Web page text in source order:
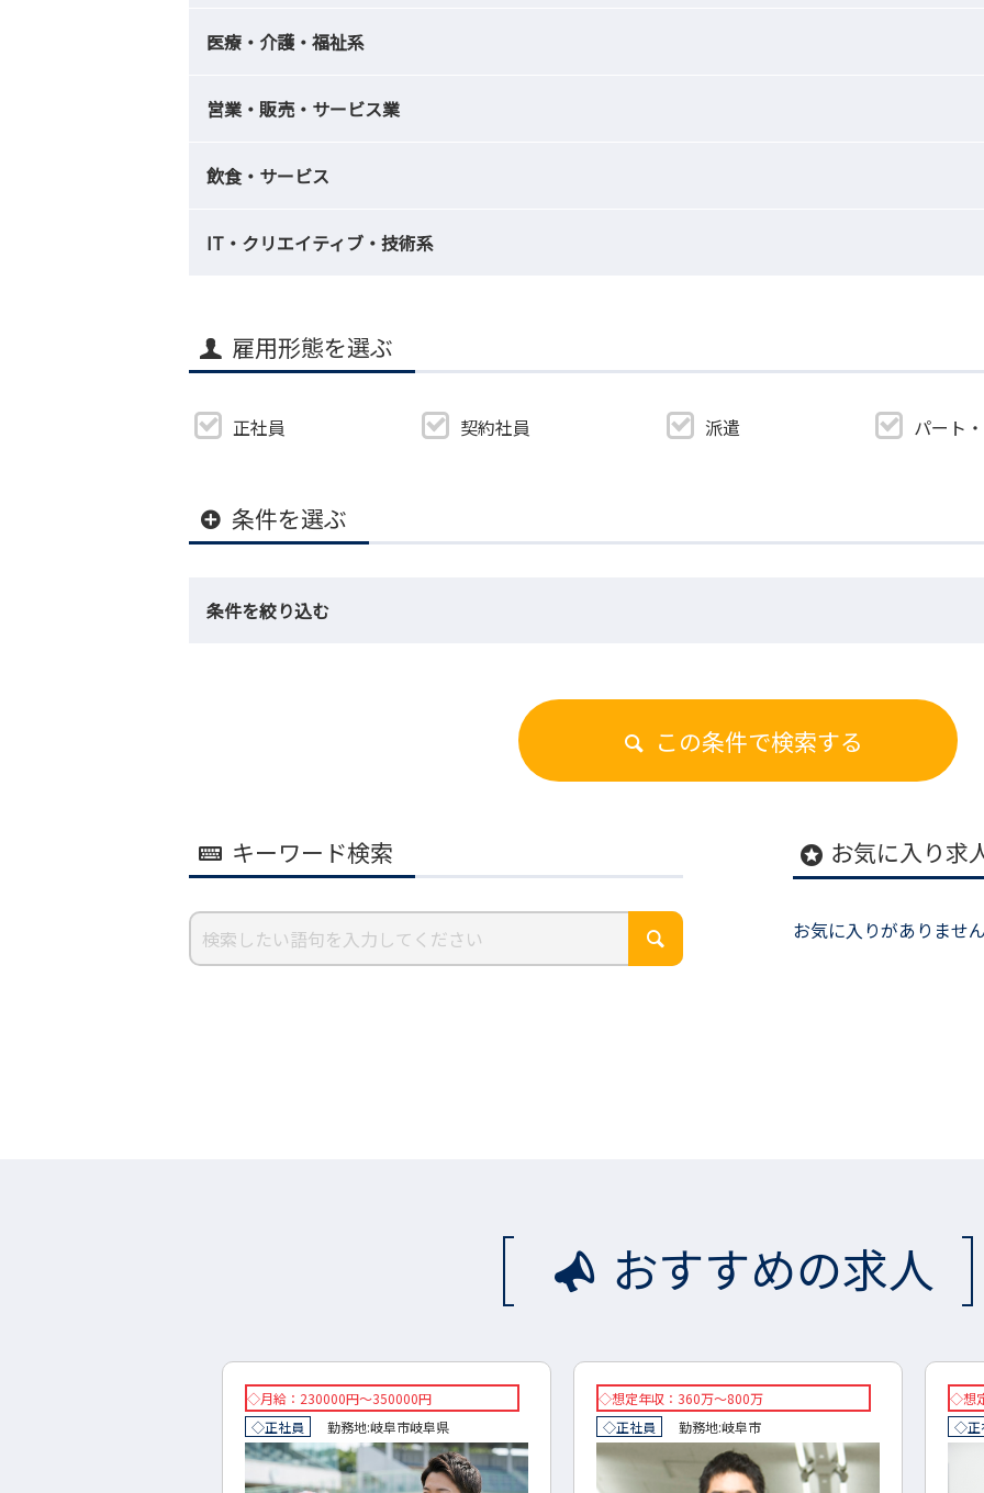
医療・介護・福祉系
営業・販売・サービス業
飲食・サービス
IT・クリエイティブ・技術系
雇用形態を選ぶ
正社員 契約社員 派遣 パート
条件を選ぶ
条件を絞り込む
この条件で検索する
キーワード検索 stars お気に入り求
お気に入りがありませ
おすすめの求人
◇月給：230000円～350000円
◇正社員
勤務地:岐阜市岐阜県
◇想定年収：360万～800万
◇正社員
勤務地:岐阜市
◇想
◇正